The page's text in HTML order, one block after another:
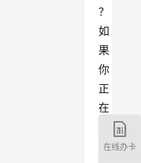
？
如
果
你
正
在
找
在线办卡